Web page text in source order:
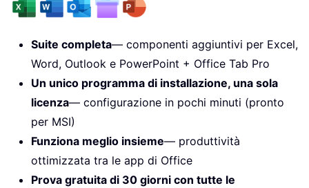
Suite completa— componenti aggiuntivi per Excel,
Word, Outlook e PowerPoint + Office Tab Pro
Un unico programma di installazione, una sola
licenza— configurazione in pochi minuti (pronto
per MSI)
Funziona meglio insieme— produttività
ottimizzata tra le app di Office
Prova gratuita di 30 giorni con tutte le